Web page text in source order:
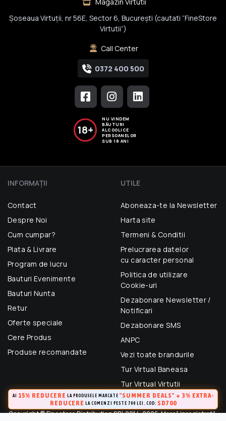
Magazin Virtutii
Șoseaua Virtuții, nr 56E, Sector 6, București (cautati “FineStore
Virtutii”)
Call Center
0372 400 500
18+
NU VINDEM
BĂUTURI
ALCOOLICE
PERSOANELOR
SUB 18 ANI
INFORMAŢII
Contact
Despre Noi
Cum cumpar?
Plata & Livrare
Program de lucru
Bauturi Evenimente
Bauturi Nunta
Retur
Oferte speciale
Cere Produs
Produse recomandate
UTILE
Aboneaza-te la Newsletter
Harta site
Termeni & Conditii
Prelucrarea datelor
cu caracter personal
Politica de utilizare
Cookie-uri
Dezabonare Newsletter /
Notificari
Dezabonare SMS
ANPC
Vezi toate brandurile
Tur Virtual Baneasa
Tur Virtual Virtutii
Copyright © Finestore Distribution SRL 2014-2026. Marcă inregistrată.
AI 15% REDUCERE LA PRODUSELE MARCATE "SUMMER DEALS" + 3% EXTRA-
REDUCERE LA COMENZI PESTE 700 LEI. COD: SD700